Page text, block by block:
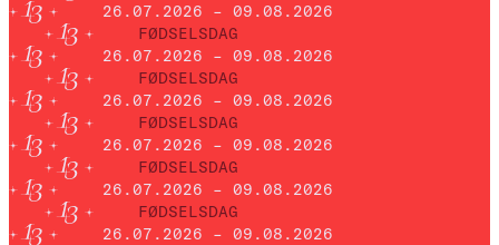
26.07.2026 – 09.08.2026
FØDSELSDAG
26.07.2026 – 09.08.2026
FØDSELSDAG
26.07.2026 – 09.08.2026
FØDSELSDAG
26.07.2026 – 09.08.2026
FØDSELSDAG
26.07.2026 – 09.08.2026
FØDSELSDAG
26.07.2026 – 09.08.2026